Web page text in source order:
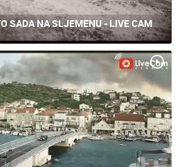
SADA NA SLJEMENU - LIVE CAM